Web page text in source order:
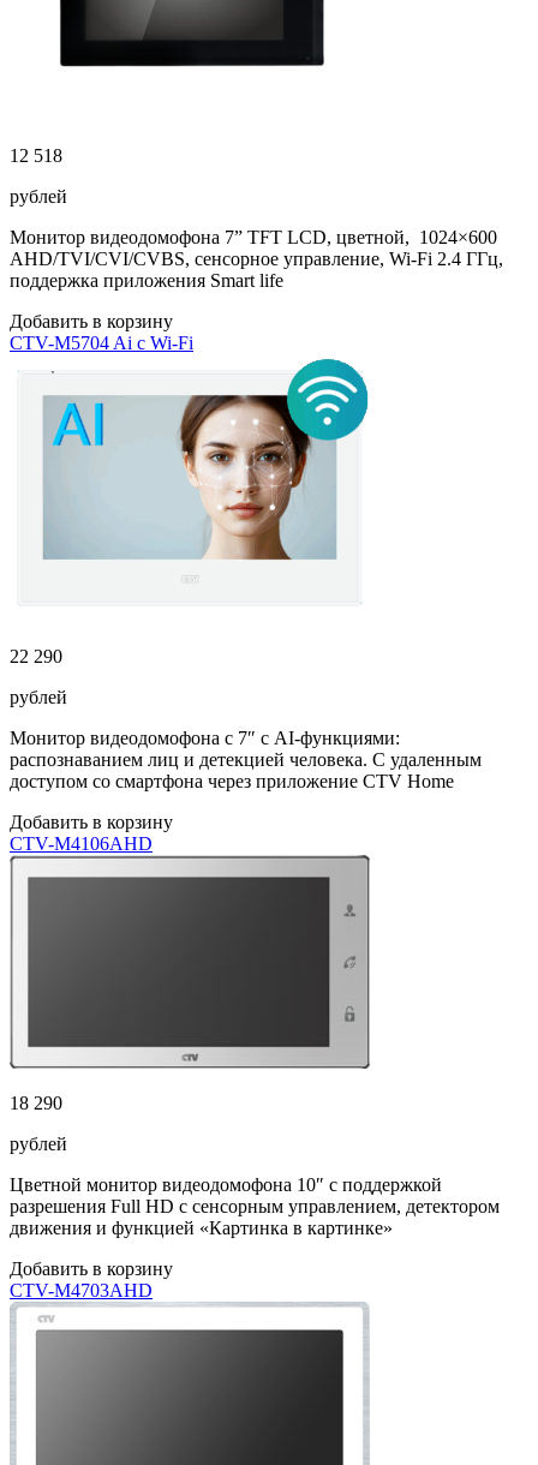
12 518
рублей
Монитор видеодомофона 7” TFT LCD, цветной, 1024×600
AHD/TVI/CVI/CVBS, сенсорное управление, Wi-Fi 2.4 ГГц,
поддержка приложения Smart life
Добавить в корзину
CTV-M5704 Ai с Wi-Fi
22 290
рублей
Монитор видеодомофона с 7″ с AI-функциями:
распознаванием лиц и детекцией человека. С удаленным
доступом со смартфона через приложение CTV Home
Добавить в корзину
CTV-M4106AHD
18 290
рублей
Цветной монитор видеодомофона 10″ с поддержкой
разрешения Full HD с сенсорным управлением, детектором
движения и функцией «Картинка в картинке»
Добавить в корзину
CTV-M4703AHD